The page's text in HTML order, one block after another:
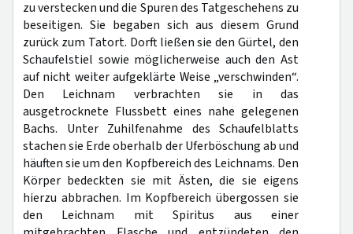
zu verstecken und die Spuren des Tatgeschehens zu
beseitigen. Sie begaben sich aus diesem Grund
zurück zum Tatort. Dorft ließen sie den Gürtel, den
Schaufelstiel sowie möglicherweise auch den Ast
auf nicht weiter aufgeklärte Weise „verschwinden“.
Den Leichnam verbrachten sie in das
ausgetrocknete Flussbett eines nahe gelegenen
Bachs. Unter Zuhilfenahme des Schaufelblatts
stachen sie Erde oberhalb der Uferböschung ab und
häuften sie um den Kopfbereich des Leichnams. Den
Körper bedeckten sie mit Ästen, die sie eigens
hierzu abbrachen. Im Kopfbereich übergossen sie
den Leichnam mit Spiritus aus einer